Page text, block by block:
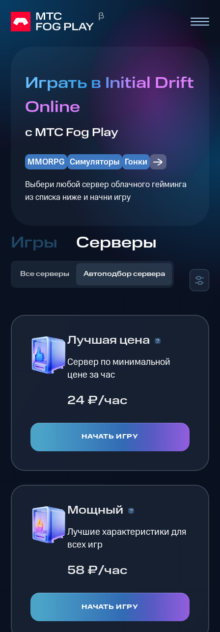
Играть в Initial Drift
Online
с МТС Fog Play
MMORPG Симуляторы Гонки
Выбери любой сервер облачного гейминга
из списка ниже и начни игру
Игры Серверы
Все серверы Автоподбор сервера
Лучшая цена
Сервер по минимальной
цене за час
24 ₽/час
НАЧАТЬ ИГРУ
Мощный
Лучшие характеристики для
всех игр
58 ₽/час
НАЧАТЬ ИГРУ